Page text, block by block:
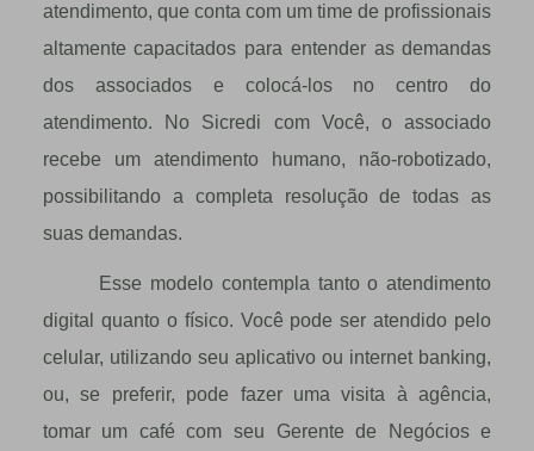
atendimento, que conta com um time de profissionais
altamente capacitados para entender as demandas
dos associados e colocá-los no centro do
atendimento. No Sicredi com Você, o associado
recebe um atendimento humano, não-robotizado,
possibilitando a completa resolução de todas as
suas demandas.
Esse modelo contempla tanto o atendimento
digital quanto o físico. Você pode ser atendido pelo
celular, utilizando seu aplicativo ou internet banking,
ou, se preferir, pode fazer uma visita à agência,
tomar um café com seu Gerente de Negócios e